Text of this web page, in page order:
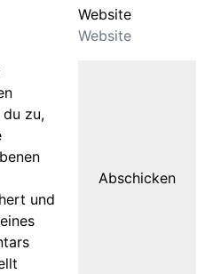
Website
zu,
und